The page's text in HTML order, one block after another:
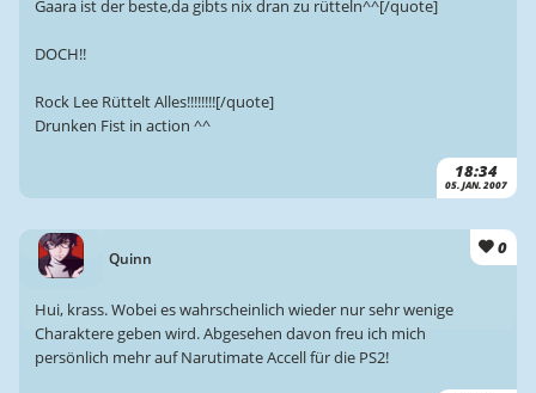
18:34
05. JAN. 2007
Gaara ist der beste,da gibts nix dran zu rütteln^^[/quote]
DOCH!!
Rock Lee Rüttelt Alles!!!!!!!![/quote]
Drunken Fist in action ^^
Quinn
0
Hui, krass. Wobei es wahrscheinlich wieder nur sehr wenige
Charaktere geben wird. Abgesehen davon freu ich mich
persönlich mehr auf Narutimate Accell für die PS2!